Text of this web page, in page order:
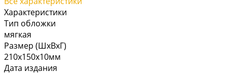
Характеристики
Тип обложки
мягкая
Размер (ШхВхГ)
210х150х10мм
Дата издания